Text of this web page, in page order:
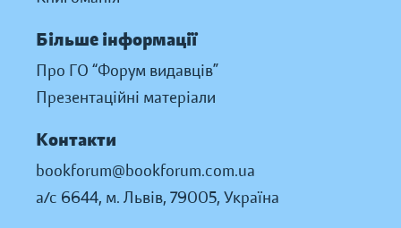
Більше інформації
Про ГО “Форум видавців”
Презентаційні матеріали
Контакти
bookforum@bookforum.com.ua
а/с 6644, м. Львів, 79005, Україна